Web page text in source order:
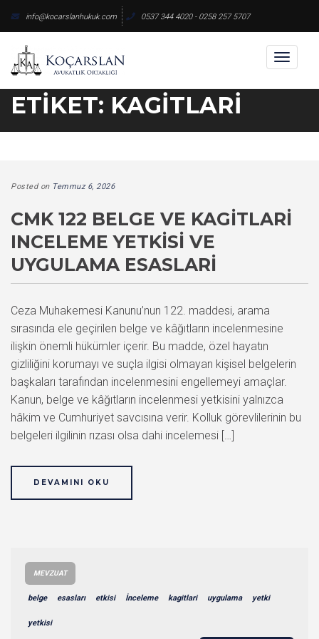
content
info@kocarslanhukuk.com 0537 344 4020 - 0258 257 5707
Toggle
ETIKET: KAGITLARI
Posted on Temmuz 6, 2026
CMK 122 BELGE VE KAGITLARI
INCELEME YETKISI VE
UYGULAMA ESASLARI
Ceza Muhakemesi Kanunu’nun 122. maddesi, arama
sırasında ele geçirilen belge ve kâğıtların incelenmesine
ilişkin önemli hükümler içerir. Bu madde, özel hayatın
gizliliğini korumayı ve suçla ilgisi olmayan kişisel belgelerin
başkaları tarafından incelenmesini engellemeyi amaçlar.
Kanun, belge ve kâğıtların incelenmesi yetkisini yalnızca
hâkim ve Cumhuriyet savcısına verir. Kolluk görevlilerinin bu
belgeleri ilgilinin rızası olsa dahi incelemesi […]
DEVAMINI OKU
MEVZUAT
belge esasları etkisi İnceleme kagitlari uygulama yetki
yetkisi